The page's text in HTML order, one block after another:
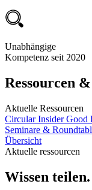
Unabhängige
Kompetenz seit 2020
Ressourcen
Aktuelle Ressourcen
Circular InsiderGood
Seminare &
Übersicht
Aktuelle ressourcen
Wissen